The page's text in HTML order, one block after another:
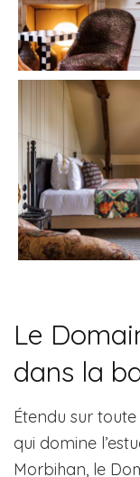
Le
dans la
Étendu sur
qui domine
Morbihan, le